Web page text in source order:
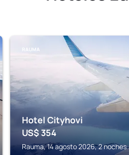
RAUMA
Hotel Cityhovi
US$ 354
Rauma, 14 agosto 2026, 2 noches